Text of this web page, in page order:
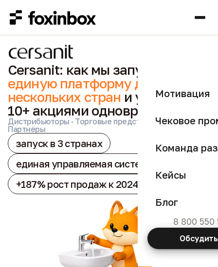
Мотивация
Чековое
Команда
Кейсы
Блог
8 800 550
Cersanit: как мы запустили
единую платформу для
нескольких стран и управляли
10+ акциями одновременно
Дистрибьюторы · Торговые представители ·
Партнёры
запуск в 3 странах
единая управляемая система
+187% рост продаж к 2024